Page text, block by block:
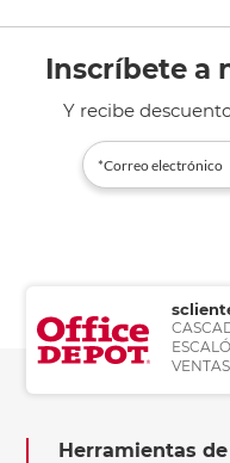
Inscríbete a
Y recibe
Herramientas